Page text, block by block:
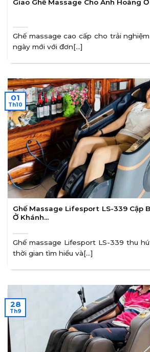
Giao Ghế Massage Cho Anh Hoàng
Ghế massage cao cấp cho trải
ngày mới với đơn[...]
Ghế Massage Lifesport LS-339 Cập
Ở Khánh…
Ghế massage Lifesport LS-339 thu
thời gian tìm hiểu và[...]
01
Th10
28
Th9